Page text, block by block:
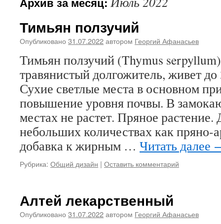
Тимьян ползучий
Опубликовано 31.07.2022автором Георгий Афанасьев
Тимьян ползучий (Thymus
травянистый долгожитель, живет
Сухие светлые места в основном
повышение уровня почвы. В
местах не растет. Пряное растение.
небольших количествах как пряно-
добавка к жирным … Читать далее
Рубрика: Общий дизайн | Оставить комментарий
Алтей лекарственный
Опубликовано 31.07.2022автором Георгий Афанасьев